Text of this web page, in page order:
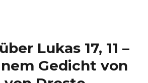
Lukas 17, 11 –
Gedicht von